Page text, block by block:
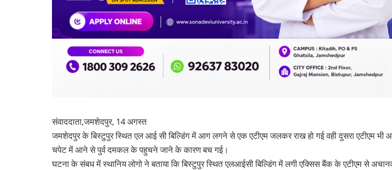
संवाददाता,जमशेदपुर, 14 अगस्त
जमशेदपुर के बिस्टुपुर स्थित एल आई सी बिल्डिंग में आग लगने से एक एटीएम जलकर राख हो गई वही दुसरा एटीएम भी
चपेट में आने से पुर्व दमकल के पहुचने जाने के कारण बच गई।
घटना के संबध में स्थानिय लोगो ने बताया कि बिस्टुपुर स्थित एलआईसी बिल्डिंग में लगी एक्सिस बैंक के एटीएम से